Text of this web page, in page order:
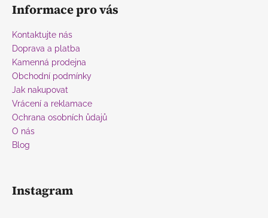
Informace pro vás
Kontaktujte nás
Doprava a platba
Kamenná prodejna
Obchodní podmínky
Jak nakupovat
Vrácení a reklamace
Ochrana osobních ůdajů
O nás
Blog
Instagram